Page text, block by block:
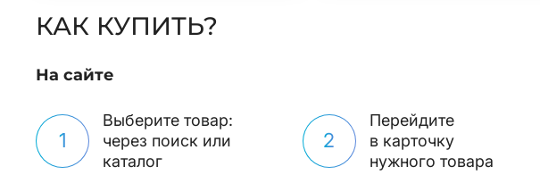
КАК КУПИТЬ?
На сайте
1
Выберите товар:
через поиск или
каталог
2
Перейдите
в карточку
нужного товара